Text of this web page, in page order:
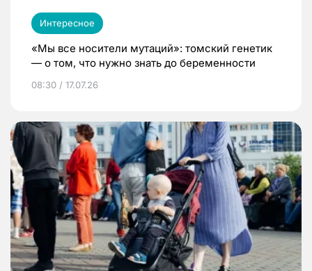
Интересное
«Мы все носители мутаций»: томский генетик
— о том, что нужно знать до беременности
08:30 / 17.07.26